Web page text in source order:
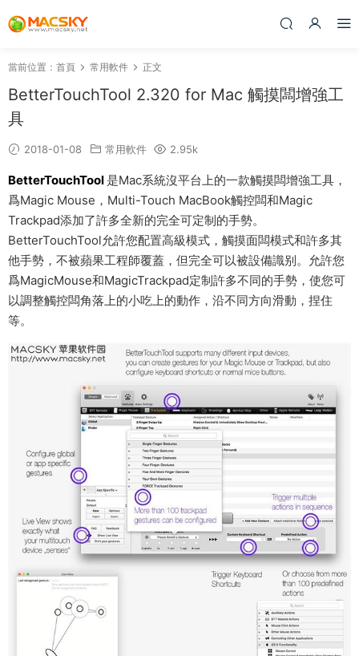
當前位置： 首頁 常用軟件 正文
BetterTouchTool 2.320 for Mac 觸摸闆增強工
具
2018-01-08 常用軟件 2.95k
BetterTouchTool 是Mac系統沒平台上的一款觸摸闆增強工具，
爲Magic Mouse，Multi-Touch MacBook觸控闆和Magic
Trackpad添加了許多全新的完全可定制的手勢。
BetterTouchTool允許您配置高級模式，觸摸面闆模式和許多其
他手勢，不被蘋果工程師覆蓋，但完全可以被設備識别。允許您
爲MagicMouse和MagicTrackpad定制許多不同的手勢，使您可
以調整觸控闆角落上的小吃上的動作，沿不同方向滑動，捏住
等。